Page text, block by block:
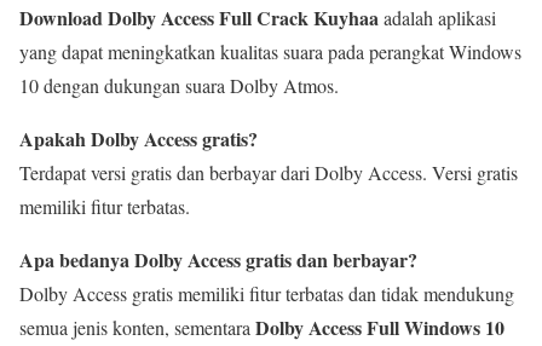
Download Dolby Access Full Crack Kuyhaaadalah aplikasi
yang dapat meningkatkan kualitas suara pada perangkat Windows
10 dengan dukungan suara Dolby Atmos.
Apakah Dolby Access gratis?
Terdapat versi gratis dan berbayar dari Dolby Access. Versi gratis
memiliki fitur terbatas.
Apa bedanya Dolby Access gratis dan berbayar?
Dolby Access gratis memiliki fitur terbatas dan tidak mendukung
semua jenis konten, sementara Dolby Access Full Windows 10